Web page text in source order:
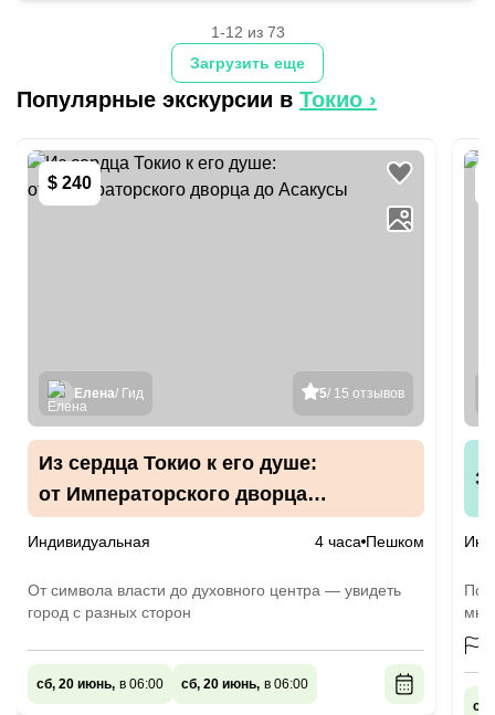
Загрузить еще
1-12 из 73
Популярные экскурсии в Токио ›
$ 240
5/ 15 отзывов
Елена/ Гид
Из сердца Токио к его душе:
от Императорского дворца
Индивидуальная 4 часа Пешком
От символа власти до духовного центра — увидеть
город с разных сторон
сб, 20 июнь, в 06:00 сб, 20 июнь, в 06:00
сб,